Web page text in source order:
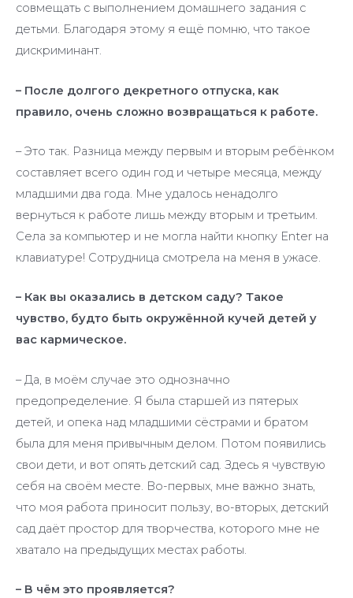
совмещать с выполнением домашнего задания с
детьми. Благодаря этому я ещё помню, что такое
дискриминант.
– После долгого декретного отпуска, как
правило, очень сложно возвращаться к работе.
– Это так. Разница между первым и вторым ребёнком
составляет всего один год и четыре месяца, между
младшими два года. Мне удалось ненадолго
вернуться к работе лишь между вторым и третьим.
Села за компьютер и не могла найти кнопку Enter на
клавиатуре! Сотрудница смотрела на меня в ужасе.
– Как вы оказались в детском саду? Такое
чувство, будто быть окружённой кучей детей у
вас кармическое.
– Да, в моём случае это однозначно
предопределение. Я была старшей из пятерых
детей, и опека над младшими сёстрами и братом
была для меня привычным делом. Потом появились
свои дети, и вот опять детский сад. Здесь я чувствую
себя на своём месте. Во-первых, мне важно знать,
что моя работа приносит пользу, во-вторых, детский
сад даёт простор для творчества, которого мне не
хватало на предыдущих местах работы.
– В чём это проявляется?